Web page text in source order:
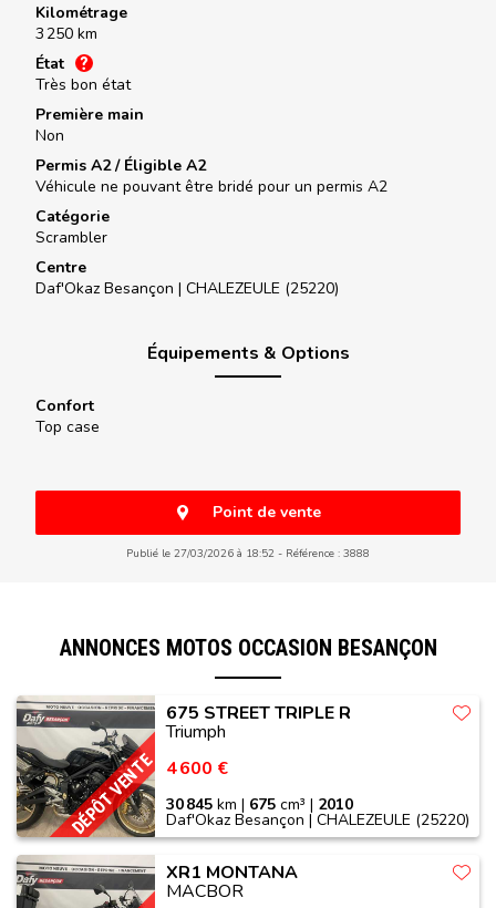
Kilométrage
3 250 km
État
Très bon état
Première main
Non
Permis A2 / Éligible A2
Véhicule ne pouvant être bridé pour un permis A2
Catégorie
Scrambler
Centre
Daf'Okaz Besançon | CHALEZEULE (25220)
Équipements & Options
Confort
Top case
Point de vente
Publié le 27/03/2026 à 18:52 Référence : 3888
ANNONCES MOTOS OCCASION BESANÇON
DÉPÔT VENTE
675 STREET TRIPLE R
Triumph
4 600 €
30 845 km | 675 cm³ | 2010
Daf'Okaz Besançon | CHALEZEULE (25220)
XR1 MONTANA
MACBOR